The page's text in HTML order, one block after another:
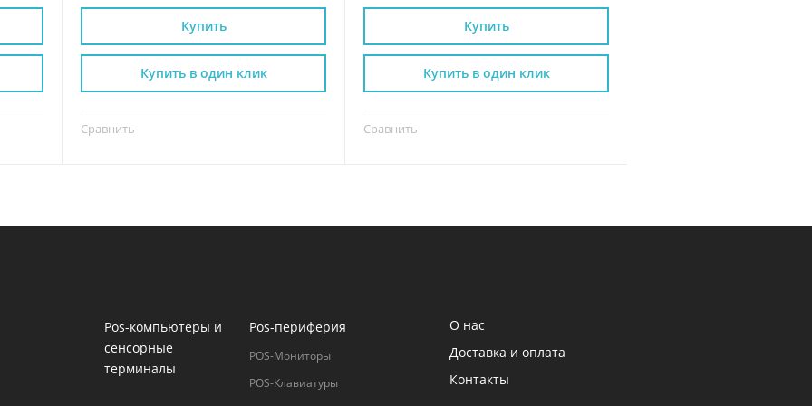
Купить
Сравнить
Купить в один клик
Купить
Сравнить
Купить в один клик
Pos-компьютеры и
сенсорные
терминалы
Pos-периферия
POS-Мониторы
POS-Клавиатуры
О нас
Доставка и оплата
Контакты